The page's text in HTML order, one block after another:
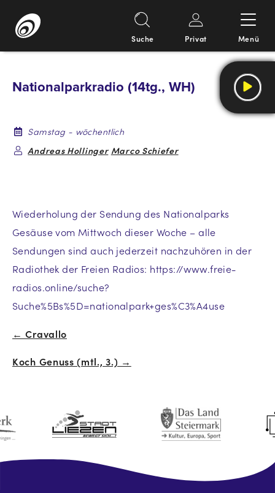
Inhalt
Suche Privat Menü
Nationalparkradio (14tg., WH)
Samstag - wöchentlich
Andreas Hollinger Marco Schiefer
Wiederholung der Sendung des Nationalparks
Gesäuse vom Mittwoch dieser Woche – alle
Sendungen sind auch jederzeit nachzuhören in der
Radiothek der Freien Radios: https://www.freie-
radios.online/suche?
Suche%5Bs%5D=nationalpark+ges%C3%A4use
Beitrags-
Navigation
← Cravallo
Koch Genuss (mtl., 3.) →